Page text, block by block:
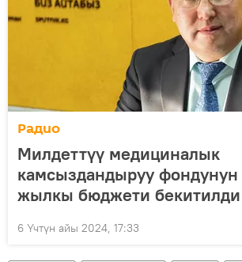
Радио
Милдеттүү медициналык
камсыздандыруу
жылкы бюджети бекитилди
6 Үчтүн айы 2024, 17:33